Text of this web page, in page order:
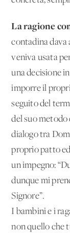
La ragione
contadina dava
veniva usata
una decisione
imporre il
seguito del
del suo
dialogo tra
proprio patto
un impegno:
dunque mi
Signore”.
I bambini e i
non quello che